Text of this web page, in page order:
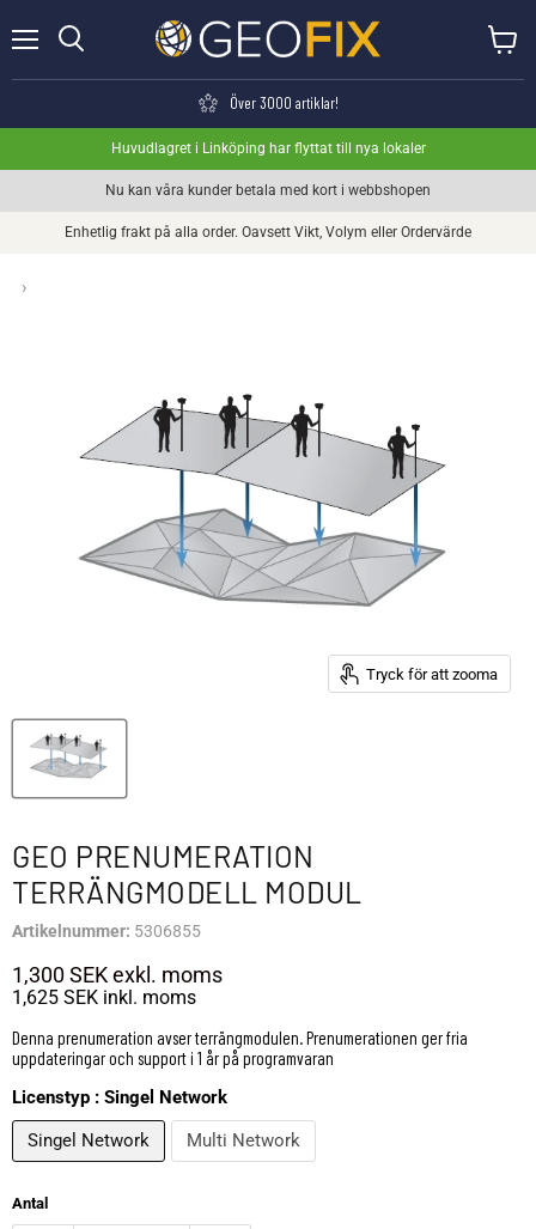
Över 3000 artiklar!
Huvudlagret i Linköping har flyttat till nya lokaler
Nu kan våra kunder betala med kort i webbshopen
Enhetlig frakt på alla order. Oavsett Vikt, Volym eller Ordervärde
›
Tryck för att zooma
GEO PRENUMERATION
TERRÄNGMODELL MODUL
Artikelnummer: 5306855
1,300 SEKexkl. moms
1,625 SEK inkl. moms
Denna prenumeration avser terrängmodulen. Prenumerationen ger fria
uppdateringar och support i 1 år på programvaran
Licenstyp : Singel Network
Singel Network
Multi Network
Antal